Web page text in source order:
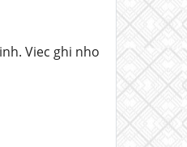
Viec ghi nho